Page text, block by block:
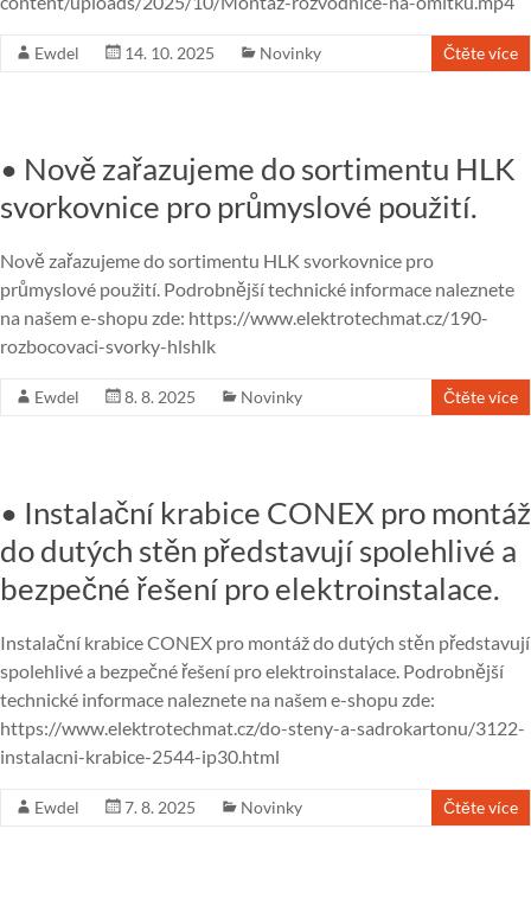
Ewdel 14. 10. 2025 Novinky Čtěte více
• Nově zařazujeme do sortimentu HLK
svorkovnice pro průmyslové použití.
Nově zařazujeme do sortimentu HLK svorkovnice pro
průmyslové použití. Podrobnější technické informace naleznete
na našem e-shopu zde: https://www.elektrotechmat.cz/190-
rozbocovaci-svorky-hlshlk
Ewdel 8. 8. 2025 Novinky Čtěte více
• Instalační krabice CONEX pro montáž
do dutých stěn představují spolehlivé a
bezpečné řešení pro elektroinstalace.
Instalační krabice CONEX pro montáž do dutých stěn představují
spolehlivé a bezpečné řešení pro elektroinstalace. Podrobnější
technické informace naleznete na našem e-shopu zde:
https://www.elektrotechmat.cz/do-steny-a-sadrokartonu/3122-
instalacni-krabice-2544-ip30.html
Ewdel 7. 8. 2025 Novinky Čtěte více